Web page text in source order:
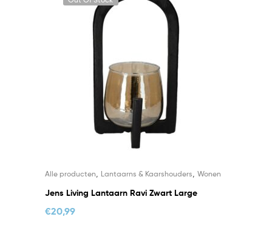
Alle producten Lantaarns & Kaarshouders Wonen
Jens Living Lantaarn Ravi Zwart Large
€20,99